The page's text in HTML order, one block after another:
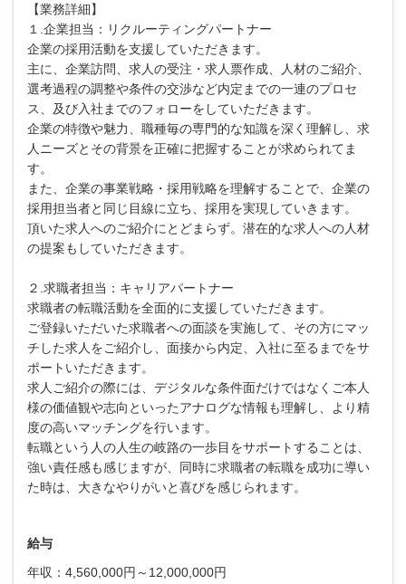
【業務詳細】
１.企業担当：リクルーティングパートナー
企業の採用活動を支援していただきます。
主に、企業訪問、求人の受注・求人票作成、人材のご紹介、
選考過程の調整や条件の交渉など内定までの一連のプロセ
ス、及び入社までのフォローをしていただきます。
企業の特徴や魅力、職種毎の専門的な知識を深く理解し、求
人ニーズとその背景を正確に把握することが求められてま
す。
また、企業の事業戦略・採用戦略を理解することで、企業の
採用担当者と同じ目線に立ち、採用を実現していきます。
頂いた求人へのご紹介にとどまらず。潜在的な求人への人材
の提案もしていただきます。
２.求職者担当：キャリアパートナー
求職者の転職活動を全面的に支援していただきます。
ご登録いただいた求職者への面談を実施して、その方にマッ
チした求人をご紹介し、面接から内定、入社に至るまでをサ
ポートいただきます。
求人ご紹介の際には、デジタルな条件面だけではなくご本人
様の価値観や志向といったアナログな情報も理解し、より精
度の高いマッチングを行います。
転職という人の人生の岐路の一歩目をサポートすることは、
強い責任感も感じますが、同時に求職者の転職を成功に導い
た時は、大きなやりがいと喜びを感じられます。
給与
年収：4,560,000円～12,000,000円